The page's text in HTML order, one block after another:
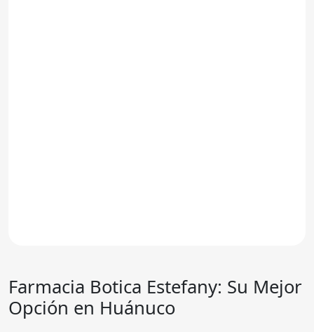
Farmacia Botica Estefany: Su Mejor
Opción en Huánuco